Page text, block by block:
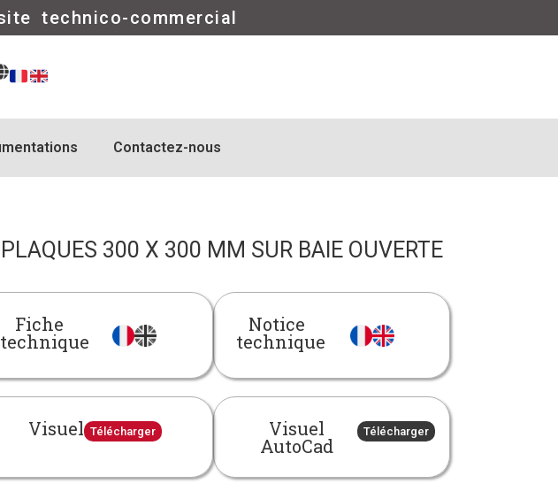
technico-commercial
Contactez-nous
300 X 300 MM SUR BAIE OUVERTE
Fiche
technique
Notice
technique
Visuel Télécharger Visuel
AutoCad
Télécharger